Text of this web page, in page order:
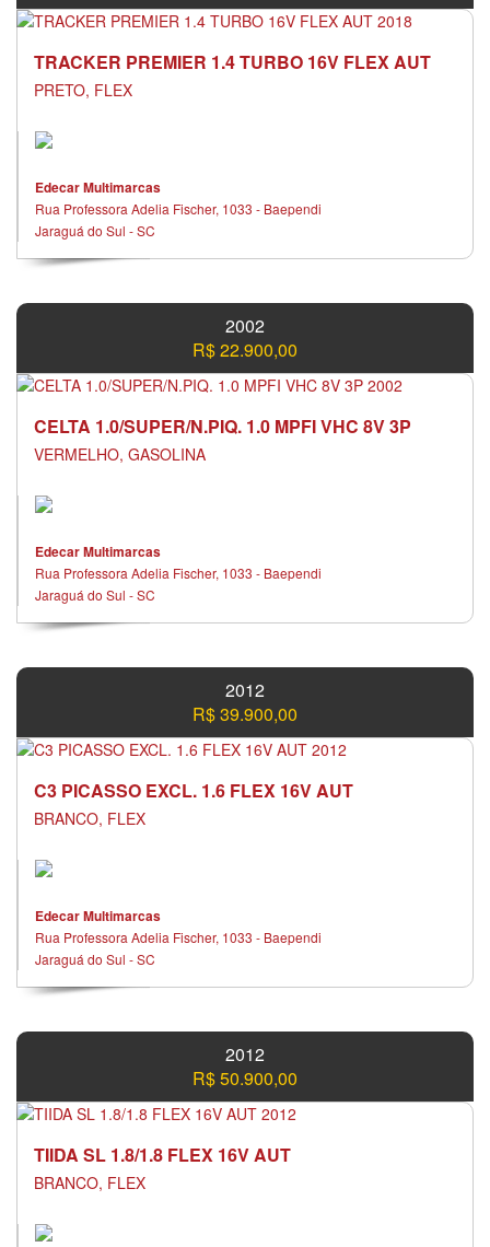
TRACKER PREMIER 1.4 TURBO 16V FLEX AUT
PRETO, FLEX
Edecar Multimarcas
Rua Professora Adelia Fischer, 1033 - Baependi
Jaraguá do Sul - SC
2002
R$ 22.900,00
CELTA 1.0/SUPER/N.PIQ. 1.0 MPFI VHC 8V 3P
VERMELHO, GASOLINA
Edecar Multimarcas
Rua Professora Adelia Fischer, 1033 - Baependi
Jaraguá do Sul - SC
2012
R$ 39.900,00
C3 PICASSO EXCL. 1.6 FLEX 16V AUT
BRANCO, FLEX
Edecar Multimarcas
Rua Professora Adelia Fischer, 1033 - Baependi
Jaraguá do Sul - SC
2012
R$ 50.900,00
TIIDA SL 1.8/1.8 FLEX 16V AUT
BRANCO, FLEX